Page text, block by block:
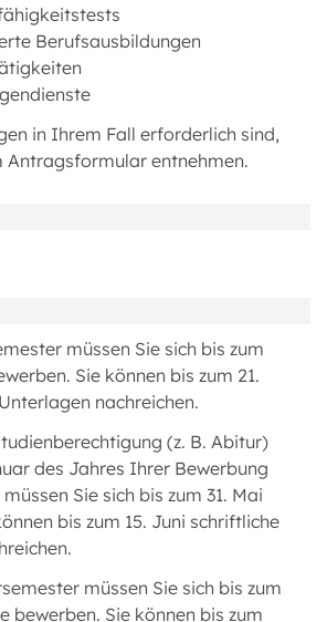
Berufsausbildungen
in Ihrem Fall erforderlich sind,
Antragsformular entnehmen.
müssen Sie sich bis zum
Sie können bis zum 21.
nachreichen.
(z. B. Abitur)
des Jahres Ihrer Bewerbung
Sie sich bis zum 31. Mai
bis zum 15. Juni schriftliche
müssen Sie sich bis zum
bewerben. Sie können bis zum